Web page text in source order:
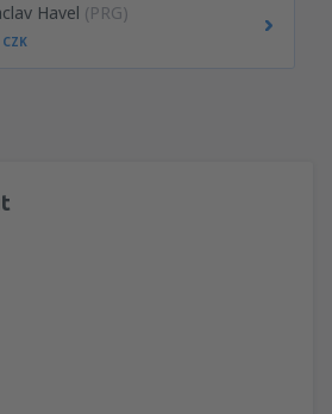
Havel (PRG)
CZK